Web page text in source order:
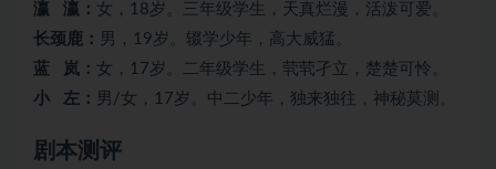
瀛 瀛： 女，18岁。三年级学生，天真烂漫，活泼可爱。
长颈鹿： 男，19岁。辍学少年，高大威猛。
蓝 岚： 女，17岁。二年级学生，茕茕孑立，楚楚可怜。
小 左： 男/女，17岁。中二少年，独来独往，神秘莫测。
剧本测评